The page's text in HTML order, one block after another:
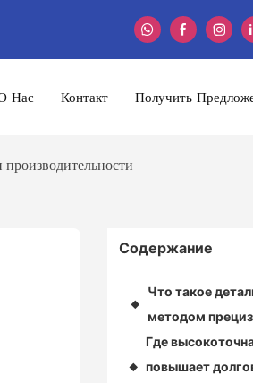
Нас Контакт Получить
Содержание
◆
Что такое
методом
◆
Где
повышает